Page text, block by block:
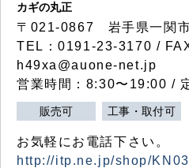
カギの丸正
〒021-0867 岩手県一関
TEL：0191-23-3170 /
h49xa@auone-net.jp
営業時間：8:30〜19:00 /
販売可 工事・取付可
お気軽にお電話下さい。
http://itp.ne.jp/shop/